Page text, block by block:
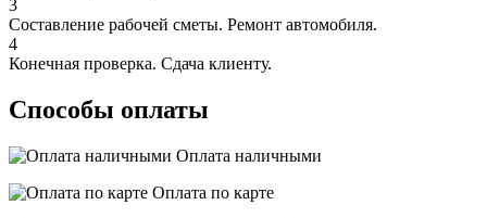
3
Составление рабочей сметы. Ремонт автомобиля.
4
Конечная проверка. Сдача клиенту.
Способы оплаты
Оплата наличными
Оплата по карте